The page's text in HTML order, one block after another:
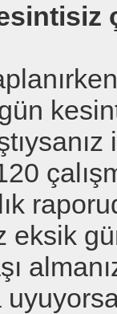
eksik